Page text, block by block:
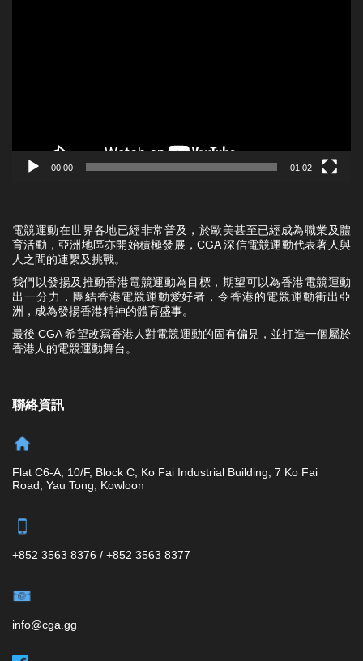
00:00 01:02
電競運動在世界各地已經非常普及，於歐美甚至已經成為職業及體
育活動，亞洲地區亦開始積極發展，CGA 深信電競運動代表著人與
人之間的連繫及挑戰。
我們以發揚及推動香港電競運動為目標，期望可以為香港電競運動
出一分力，團結香港電競運動愛好者，令香港的電競運動衝出亞
洲，成為發揚香港精神的體育盛事。
最後 CGA 希望改寫香港人對電競運動的固有偏見，並打造一個屬於
香港人的電競運動舞台。
聯絡資訊
Flat C6-A, 10/F, Block C, Ko Fai Industrial Building, 7 Ko Fai
Road, Yau Tong, Kowloon
+852 3563 8376 / +852 3563 8377
info@cga.gg